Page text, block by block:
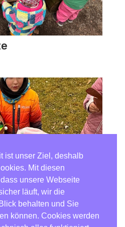
ist unser Ziel, deshalb
Mit diesen
unsere Webseite
läuft, wir die
behalten und Sie
können. Cookies werden